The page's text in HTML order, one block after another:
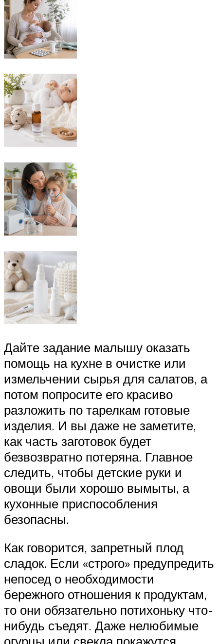
Дайте задание малышу оказать
помощь на кухне в очистке или
измельчении сырья для салатов, а
потом попросите его красиво
разложить по тарелкам готовые
изделия. И вы даже не заметите,
как часть заготовок будет
безвозвратно потеряна. Главное
следить, чтобы детские руки и
овощи были хорошо вымыты, а
кухонные приспособления
безопасны.
Как говорится, запретный плод
сладок. Если «строго» предупредить
непосед о необходимости
бережного отношения к продуктам,
то они обязательно потихоньку что-
нибудь съедят. Даже нелюбимые
огурцы или свекла покажутся